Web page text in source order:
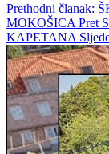
Prethodni članak:
MOKOŠICA Pret
KAPETANA